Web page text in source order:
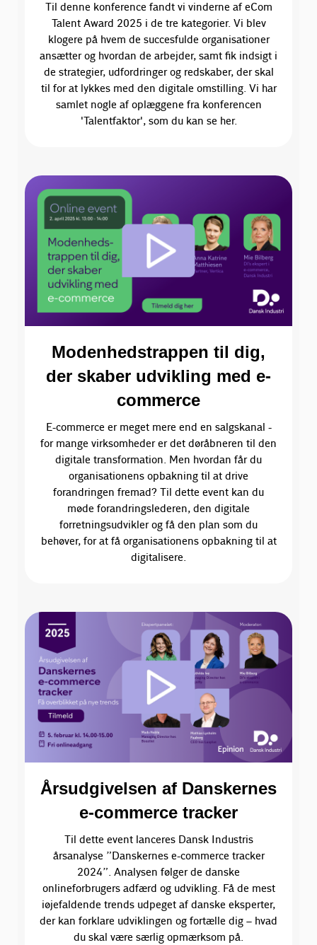
Til denne konference fandt vi vinderne af eCom
Talent Award 2025 i de tre kategorier. Vi blev
klogere på hvem de succesfulde organisationer
ansætter og hvordan de arbejder, samt fik indsigt i
de strategier, udfordringer og redskaber, der skal
til for at lykkes med den digitale omstilling. Vi har
samlet nogle af oplæggene fra konferencen
'Talentfaktor', som du kan se her.
Modenhedstrappen til dig,
der skaber udvikling med e-
commerce
E-commerce er meget mere end en salgskanal -
for mange virksomheder er det døråbneren til den
digitale transformation. Men hvordan får du
organisationens opbakning til at drive
forandringen fremad? Til dette event kan du
møde forandringslederen, den digitale
forretningsudvikler og få den plan som du
behøver, for at få organisationens opbakning til at
digitalisere.
Årsudgivelsen af Danskernes
e-commerce tracker
Til dette event lanceres Dansk Industris
årsanalyse ”Danskernes e-commerce tracker
2024”. Analysen følger de danske
onlineforbrugers adfærd og udvikling. Få de mest
iøjefaldende trends udpeget af danske eksperter,
der kan forklare udviklingen og fortælle dig – hvad
du skal være særlig opmærksom på.